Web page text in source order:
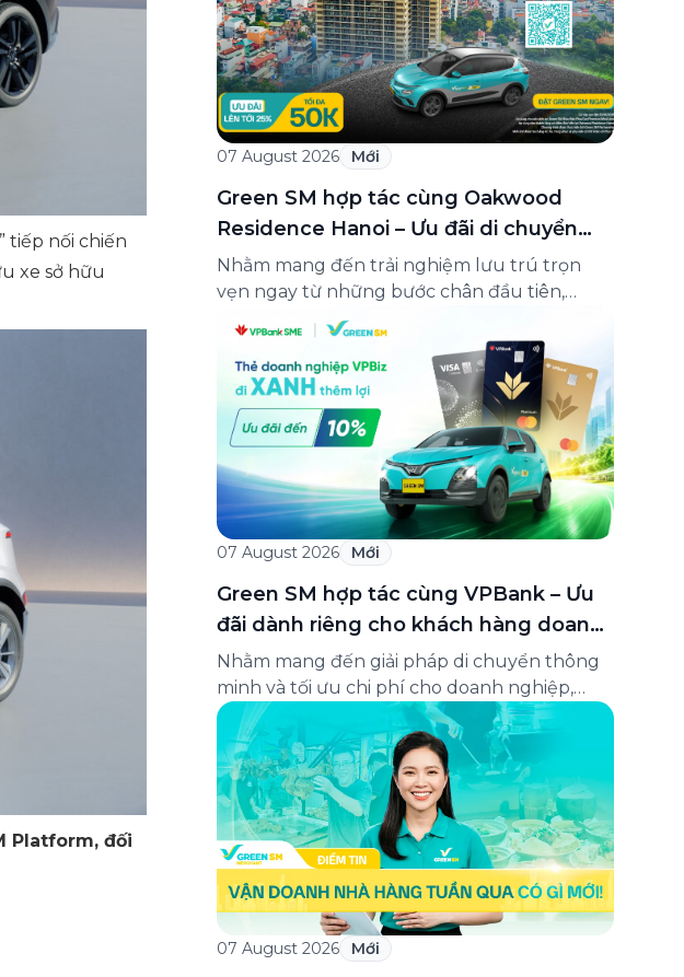
” tiếp nối chiến
xe sở hữu
Platform, đối
diễn ra công khai với sự theo dõi của đông […]
07 August 2026 Mới
Green SM hợp tác cùng Oakwood
Residence Hanoi – Ưu đãi di chuyển
lên đến 25%
Nhằm mang đến trải nghiệm lưu trú trọn
vẹn ngay từ những bước chân đầu tiên,
Green SM chính thức hợp tác cùng
Oakwood Residence Hanoi triển khai chương
trình ưu đãi di chuyển dành riêng cho khách
hàng có điểm đi hoặc điểm đến tại khu căn
hộ dịch vụ này. Tọa lạc trong […]
07 August 2026 Mới
Green SM hợp tác cùng VPBank – Ưu
đãi dành riêng cho khách hàng doanh
nghiệp Green Business
Nhằm mang đến giải pháp di chuyển thông
minh và tối ưu chi phí cho doanh nghiệp,
Green SM chính thức hợp tác cùng VPBank
triển khai chương trình ưu đãi dành riêng
cho khách hàng đăng ký thẻ Doanh nghiệp
Green Business. Thông qua chương trình,
doanh nghiệp có thể tận hưởng nhiều ưu […]
07 August 2026 Mới